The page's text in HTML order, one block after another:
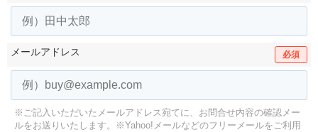
メールアドレス 必須
※ご記入いただいたメールアドレス宛てに、お問合せ内容の確認メー
ルをお送りいたします。
※Yahoo!メールなどのフリーメールをご利用